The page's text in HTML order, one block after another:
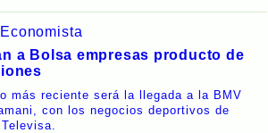
a Bolsa empresas producto de
más reciente será la llegada a la BMV
con los negocios deportivos de